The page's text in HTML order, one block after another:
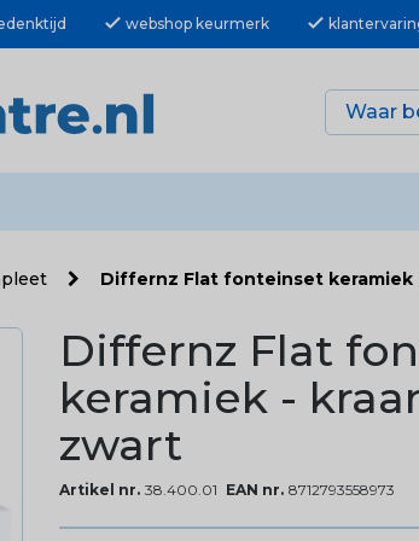
check webshop keurmerk check
Differnz Flat fonteinset keramiek
Differnz Flat
keramiek -
zwart
Artikel nr. 38.400.01 EAN nr. 8712793558973